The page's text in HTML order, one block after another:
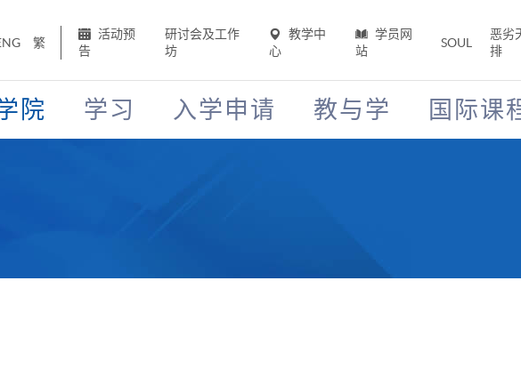
繁
活动预
告
研讨会及工作
坊
教学中
心
学员网
站
SOUL
恶劣
排
院 学习 入学申请 教与学 国际课